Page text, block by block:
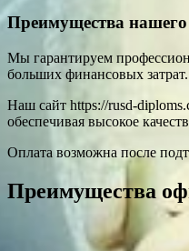
Преимущества
Мы гарантируем
больших финансовых
Наш сайт https://rusd-
обеспечивая высокое
Оплата возможна после
Преимущества